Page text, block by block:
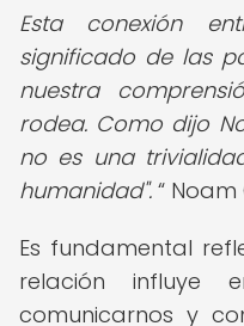
Esta conexión
significado de las
nuestra
rodea. Como dijo
no es una
humanidad".
Noam
Es fundamental
relación influye
comunicarnos y